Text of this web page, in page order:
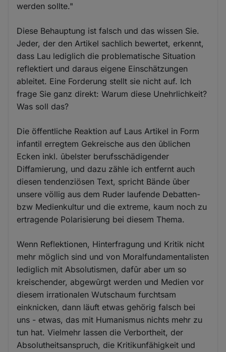
werden sollte."
Diese Behauptung ist falsch und das wissen Sie.
Jeder, der den Artikel sachlich bewertet, erkennt,
dass Lau lediglich die problematische Situation
reflektiert und daraus eigene Einschätzungen
ableitet. Eine Forderung stellt sie nicht auf. Ich
frage Sie ganz direkt: Warum diese Unehrlichkeit?
Was soll das?
Die öffentliche Reaktion auf Laus Artikel in Form
infantil erregtem Gekreische aus den ūblichen
Ecken inkl. ūbelster berufsschädigender
Diffamierung, und dazu zähle ich entfernt auch
diesen tendenziösen Text, spricht Bände ūber
unsere völlig aus dem Ruder laufende Debatten-
bzw Medienkultur und die extreme, kaum noch zu
ertragende Polarisierung bei diesem Thema.
Wenn Reflektionen, Hinterfragung und Kritik nicht
mehr möglich sind und von Moralfundamentalisten
lediglich mit Absolutismen, dafūr aber um so
kreischender, abgewūrgt werden und Medien vor
diesem irrationalen Wutschaum furchtsam
einknicken, dann läuft etwas gehörig falsch bei
uns - etwas, das mit Humanismus nichts mehr zu
tun hat. Vielmehr lassen die Verbortheit, der
Absolutheitsanspruch, die Kritikunfähigkeit und